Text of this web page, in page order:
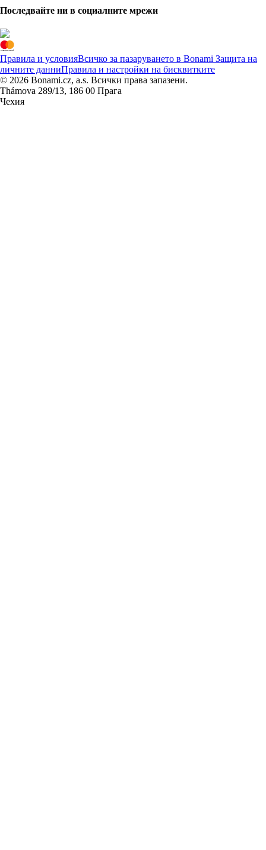
Последвайте ни в социалните мрежи
Правила и условияВсичко за пазаруването в Bonami Защита на
личните данниПравила и настройки на бисквитките
© 2026 Bonami.cz, a.s. Всички права запазени.
Thámova 289/13, 186 00 Прага
Чехия